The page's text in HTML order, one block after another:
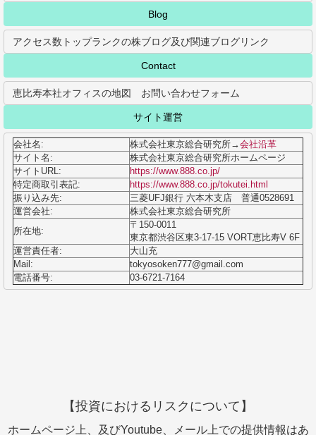
Blog
アクセス数トップランクの株ブログ及び関連ブログリンク
Contact
恵比寿本社オフィスの地図 お問い合わせフォーム
サイト運営
会社名: 株式会社東京総合研究所→会社沿革
サイト名:
株式会社東京総合研究所ホームページ
サイトURL:
https://www.888.co.jp/
特定商取引表記:
https://www.888.co.jp/tokutei.html
振り込み先:
三菱UFJ銀行 六本木支店 普通0528691
運営会社:
株式会社東京総合研究所
所在地:
〒150-0011
東京都渋谷区東3-17-15 VORT恵比寿V 6F
運営責任者:
大山充
Mail:
tokyosoken777@gmail.com
電話番号:
03-6721-7164
【投資におけるリスクについて】
ホームページ上、及びYoutube、メール上での提供情報はあ